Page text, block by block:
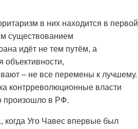
в них находится в первой
существованием
идёт не тем путём, а
объективности,
– не все перемены к лучшему.
контрреволюционные власти
произошло в РФ.
когда Уго Чавес впервые был